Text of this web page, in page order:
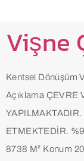
Vişne
Kentsel Dönüşüm
Açıklama ÇEVRE
ETMEKTEDİR.
8738 M² Konum